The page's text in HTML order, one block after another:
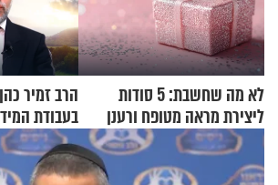
לא מה שחשבת: 5 סודות
ליצירת מראה מטופח ורענן
הרב זמיר
בעבודת